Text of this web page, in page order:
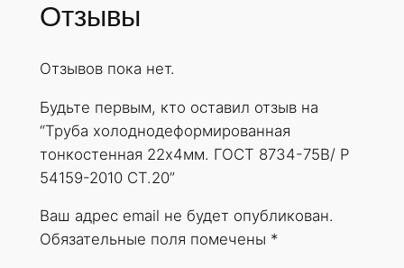
д
о
е
ф
о
р
м
и
Отзывы
Отзывов пока нет.
Будьте первым, кто оставил отзыв на
“Труба холоднодеформированная
тонкостенная 22х4мм. ГОСТ 8734-75В/ Р
54159-2010 СТ.20”
Ваш адрес email не будет опубликован.
Обязательные поля помечены *